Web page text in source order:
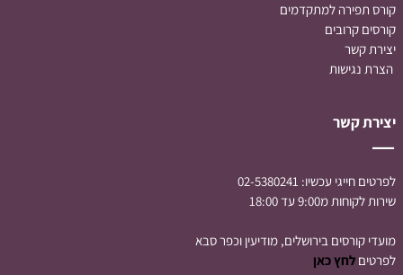
קורס תפירה למתקדמים
קורסים קרובים
יצירת קשר
הצרת נגישות
יצירת קשר
לפרטים חייגי עכשיו: 02-5380241
שירות לקוחות מ9:00 עד 18:00
מועדי קורסים בירושלים, מודיעין וכפר סבא
לפרטים לחץ כאן